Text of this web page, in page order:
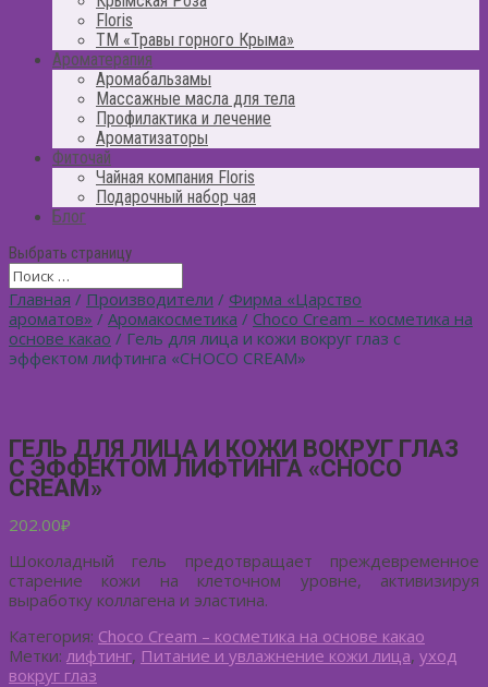
Floris
ТМ «Травы горного Крыма»
Ароматерапия
Аромабальзамы
Массажные масла для тела
Профилактика и лечение
Ароматизаторы
Фиточай
Чайная компания Floris
Подарочный набор чая
Блог
Выбрать страницу
Главная / Производители / Фирма «Царство
ароматов» / Аромакосметика / Choco Cream – косметика на
основе какао / Гель для лица и кожи вокруг глаз с
эффектом лифтинга «CHOCO CREAM»
ГЕЛЬ ДЛЯ ЛИЦА И КОЖИ ВОКРУГ ГЛАЗ
С ЭФФЕКТОМ ЛИФТИНГА «CHOCO
CREAM»
202.00₽
Шоколадный гель предотвращает преждевременное
старение кожи на клеточном уровне, активизируя
выработку коллагена и эластина.
Категория: Choco Cream – косметика на основе какао
Метки: лифтинг, Питание и увлажнение кожи лица, уход
вокруг глаз